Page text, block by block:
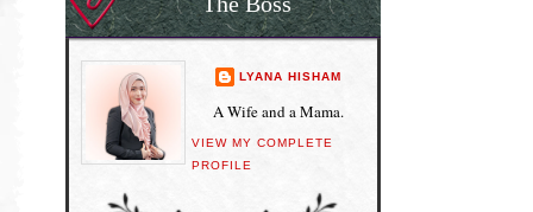
LYANA HISHAM
A Wife and a Mama.
VIEW MY COMPLETE
PROFILE